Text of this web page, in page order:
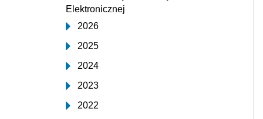
Elektronicznej
2026
2025
2024
2023
2022